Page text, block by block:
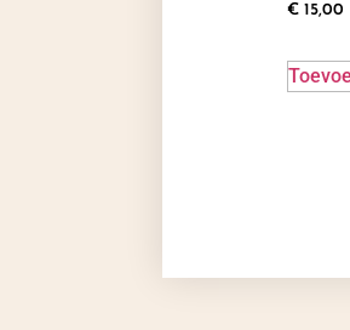
€ 15,00